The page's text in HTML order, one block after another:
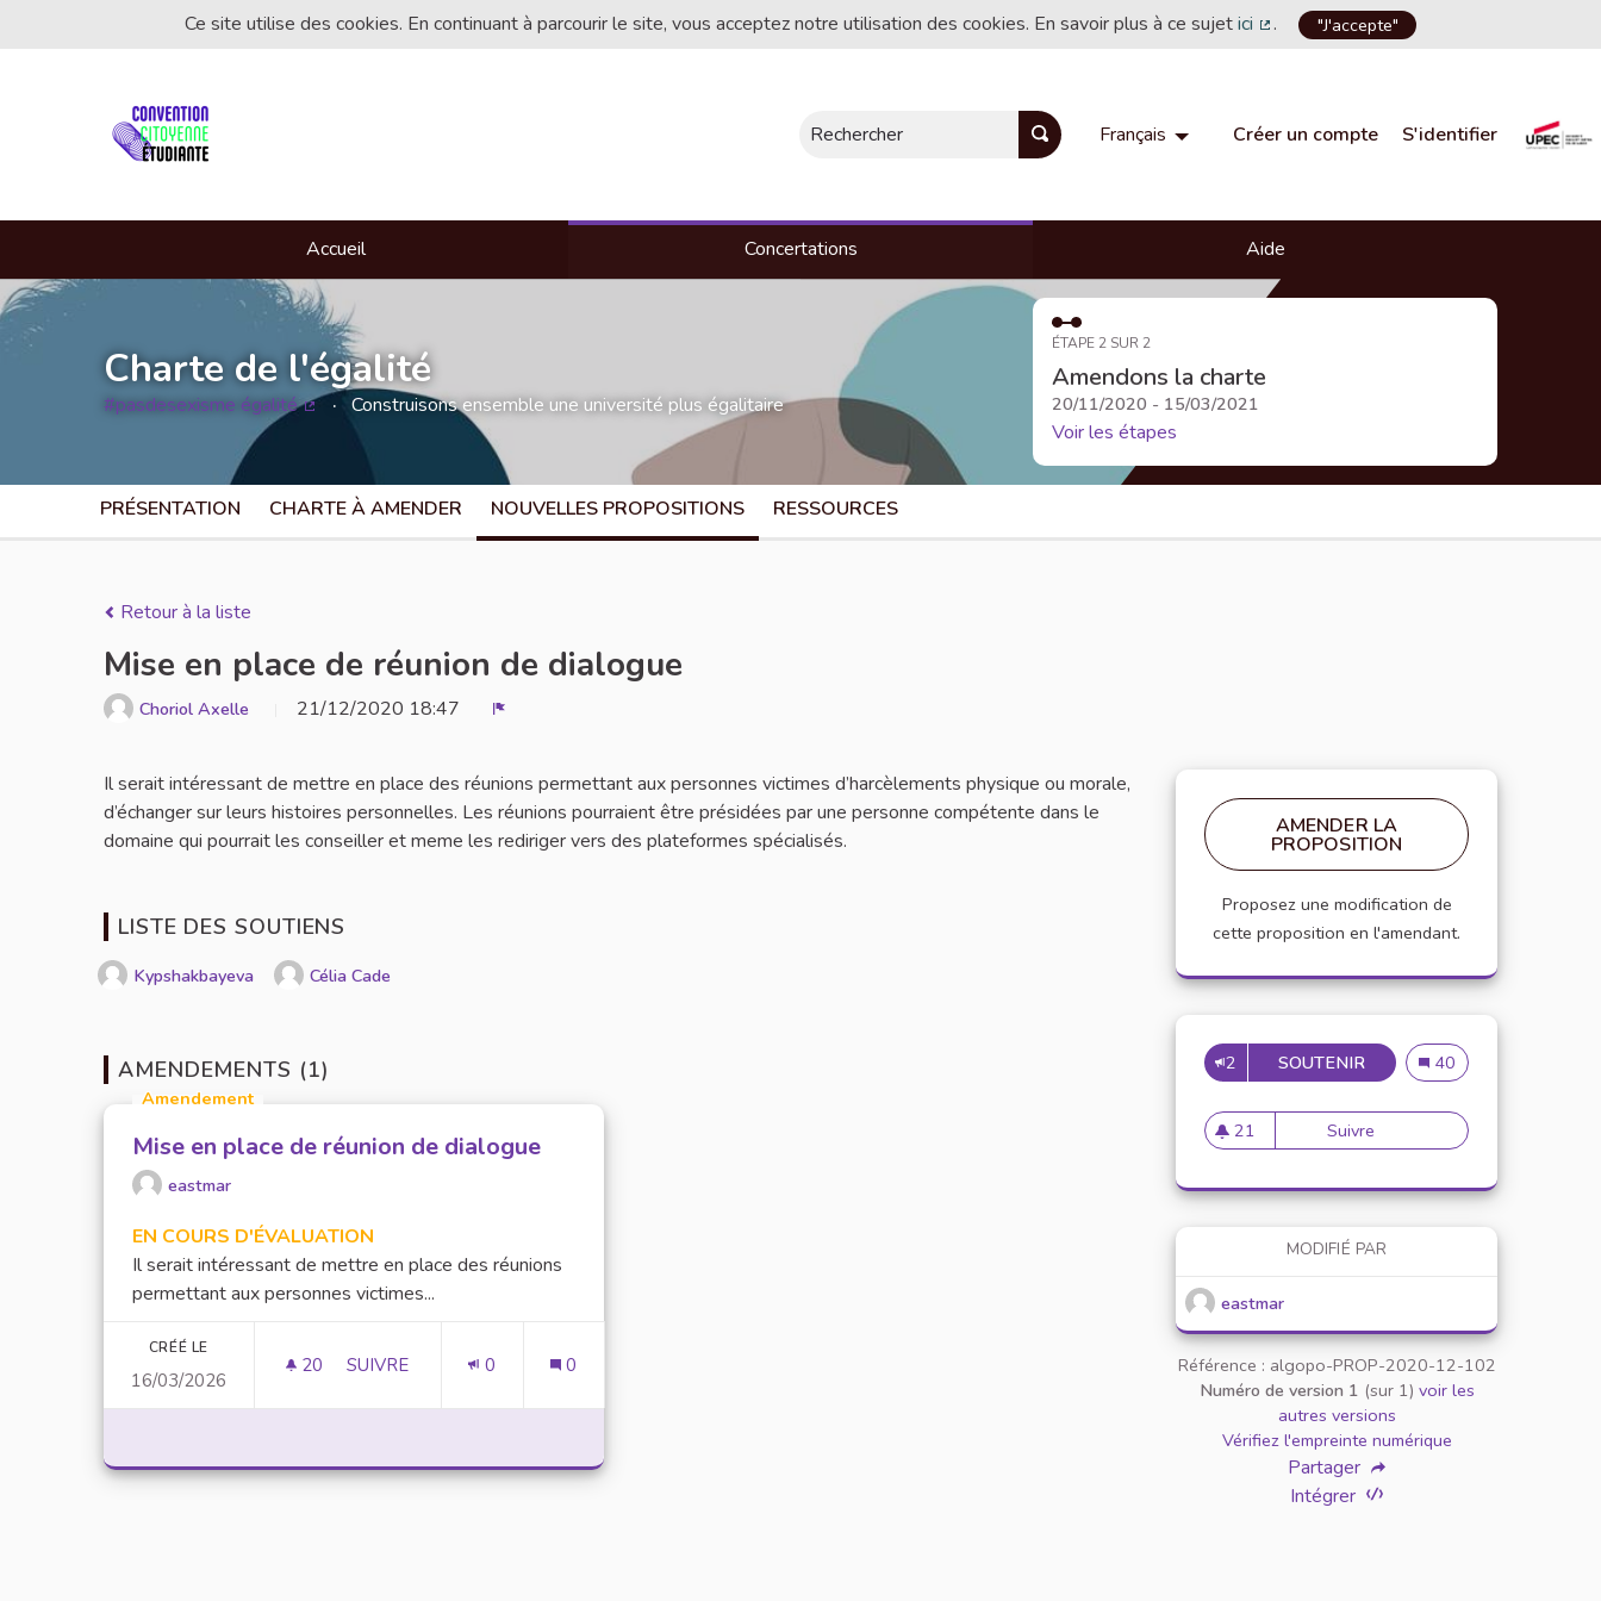
Ce site utilise des cookies. En continuant à parcourir le site, vous acceptez notre utilisation des cookies. En savoir plus à ce sujetici
(Lien externe)
. "J'accepte"
Rechercher Français Choisir la langueChoose language
Créer un compte S'identifier
Accueil Concertations Aide
Charte de l'égalité
#pasdesexisme égalité Construisons ensemble une université plus égalitaire
ÉTAPE 2 SUR 2
Amendons la charte
20/11/2020 - 15/03/2021
Voir les étapes
PRÉSENTATION CHARTE À AMENDER NOUVELLES PROPOSITIONS RESSOURCES
Retour à la liste
Mise en place de réunion de dialogue
Choriol Axelle 21/12/2020 18:47
Il serait intéressant de mettre en place des réunions permettant aux personnes victimes d’harcèlements physique ou morale,
d’échanger sur leurs histoires personnelles. Les réunions pourraient être présidées par une personne compétente dans le
domaine qui pourrait les conseiller et meme les rediriger vers des plateformes spécialisés.
LISTE DES SOUTIENS
Kypshakbayeva Célia Cade
AMENDEMENTS (1)
Amendement
Mise en place de réunion de dialogue
eastmar
EN COURS D'ÉVALUATION
Il serait intéressant de mettre en place des réunions
permettant aux personnes victimes...
CRÉÉ LE
16/03/2026
20 20 ABONNÉS
SUIVRE 0 0
AMENDER LA
PROPOSITION
Proposez une modification de
cette proposition en l'amendant.
2 SOUTENIR MISE EN PLACE DE
Mise en place de
40
21
21 abonnés
Suivre Mise en place de réunion
MODIFIÉ PAR
eastmar
Référence : algopo-PROP-2020-12-102
Numéro de version 1 (sur 1) voir les
autres versions
Vérifiez l'empreinte numérique
Partager
Intégrer